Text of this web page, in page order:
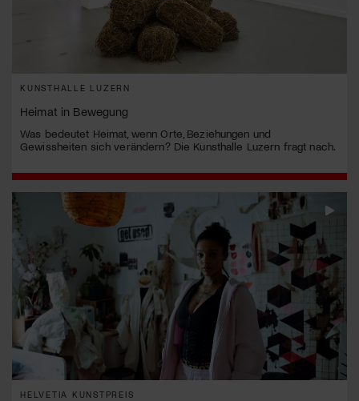
KUNSTHALLE LUZERN
Heimat in Bewegung
Was bedeutet Heimat, wenn Orte, Beziehungen und
Gewissheiten sich verändern? Die Kunsthalle Luzern fragt nach.
HELVETIA KUNSTPREIS